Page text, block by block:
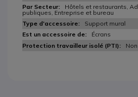
Hôtels et restaurants,
publiques, Entreprise et bureau
Support mural
Écrans
Non